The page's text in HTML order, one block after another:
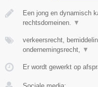
Een jong en dynamisch
rechtsdomeinen. ▼
verkeersrecht,
ondernemingsrecht, ▼
Er wordt gewerkt op